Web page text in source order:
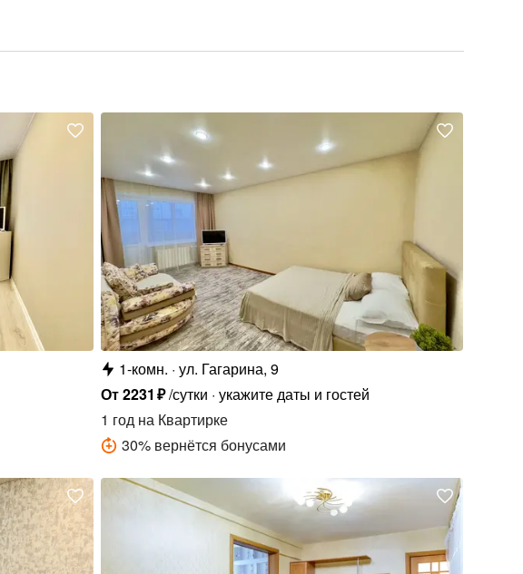
1-комн. ул. Гагарина, 9
От2231 ₽/сутки укажите даты и гостей
1 год на Квартирке
30% вернётся бонусами